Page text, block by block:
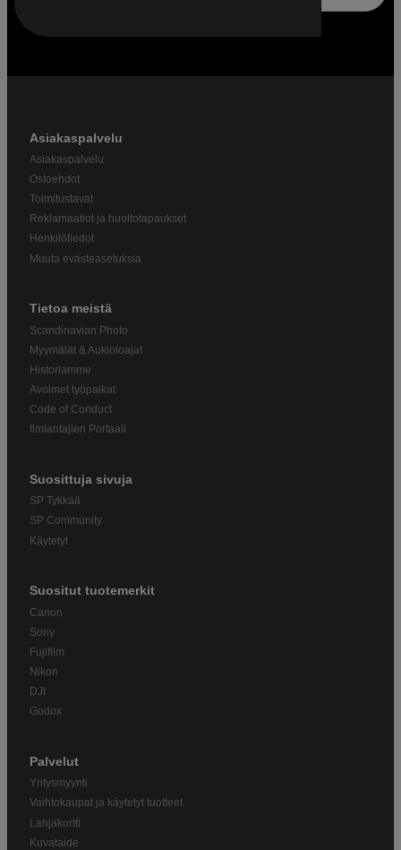
Asiakaspalvelu
Asiakaspalvelu
Ostoehdot
Toimitustavat
Reklamaatiot ja huoltotapaukset
Henkilötiedot
Muuta evästeasetuksia
Tietoa meistä
Scandinavian Photo
Myymälät & Aukioloajat
Historiamme
Avoimet työpaikat
Code of Conduct
Ilmiantajien Portaali
Suosittuja sivuja
SP Tykkää
SP Community
Käytetyt
Suositut tuotemerkit
Canon
Sony
Fujifilm
Nikon
DJI
Godox
Palvelut
Yritysmyynti
Vaihtokaupat ja käytetyt tuotteet
Lahjakortti
Kuvataide